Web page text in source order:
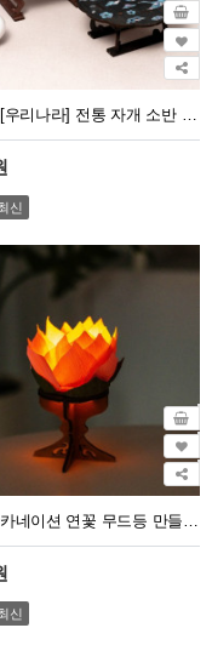
민화샵 [우리나라] 전통 자개 소반 공예 / 2종
신
신